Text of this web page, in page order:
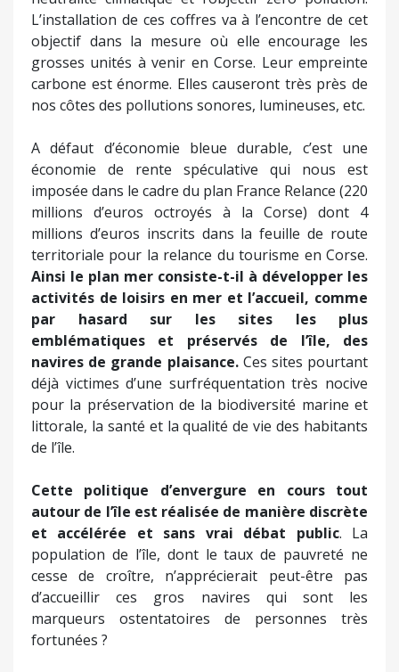
L’installation de ces coffres va à l’encontre de cet
objectif dans la mesure où elle encourage les
grosses unités à venir en Corse. Leur empreinte
carbone est énorme. Elles causeront très près de
nos côtes des pollutions sonores, lumineuses, etc.
A défaut d’économie bleue durable, c’est une
économie de rente spéculative qui nous est
imposée dans le cadre du plan France Relance (220
millions d’euros octroyés à la Corse) dont 4
millions d’euros inscrits dans la feuille de route
territoriale pour la relance du tourisme en Corse.
Ainsi le plan mer consiste-t-il à développer les
activités de loisirs en mer et l’accueil, comme
par hasard sur les sites les plus
emblématiques et préservés de l’île, des
navires de grande plaisance.Ces sites pourtant
déjà victimes d’une surfréquentation très nocive
pour la préservation de la biodiversité marine et
littorale, la santé et la qualité de vie des habitants
de l’île.
Cette politique d’envergure en cours tout
autour de l’île est réalisée de manière discrète
et accélérée et sans vrai débat public. La
population de l’île, dont le taux de pauvreté ne
cesse de croître, n’apprécierait peut-être pas
d’accueillir ces gros navires qui sont les
marqueurs ostentatoires de personnes très
fortunées ?